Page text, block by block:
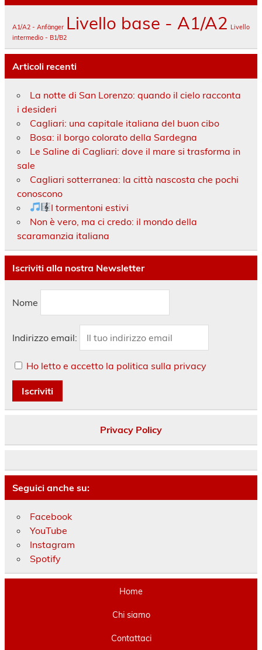
A1/A2 - Anfänger Livello base - A1/A2 Livello
intermedio - B1/B2
Articoli recenti
La notte di San Lorenzo: quando il cielo racconta
i desideri
Cagliari: una capitale italiana del buon cibo
Bosa: il borgo colorato della Sardegna
Le Saline di Cagliari: dove il mare si trasforma in
sale
Cagliari sotterranea: la città nascosta che pochi
conoscono
I tormentoni estivi
Non è vero, ma ci credo: il mondo della
scaramanzia italiana
Iscriviti alla nostra Newsletter
Nome
Indirizzo email:
Ho letto e accetto la politica sulla privacy
Privacy Policy
Seguici anche su:
Facebook
YouTube
Instagram
Spotify
Home
Chi siamo
Contattaci